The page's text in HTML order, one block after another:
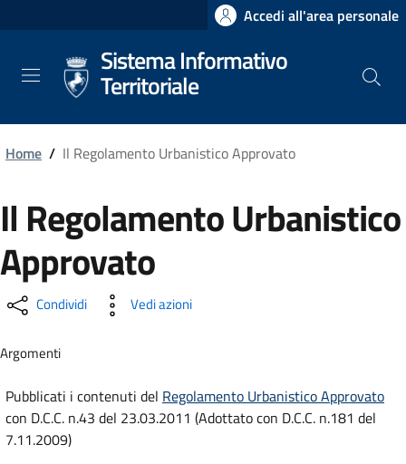
al
principale
Accedi all'area personale
Sistema Informativo
Territoriale
Home / Il Regolamento Urbanistico Approvato
Il Regolamento Urbanistico
Approvato
Condividi Vedi azioni
Argomenti
Pubblicati i contenuti del Regolamento Urbanistico Approvato
con D.C.C. n.43 del 23.03.2011 (Adottato con D.C.C. n.181 del
7.11.2009)